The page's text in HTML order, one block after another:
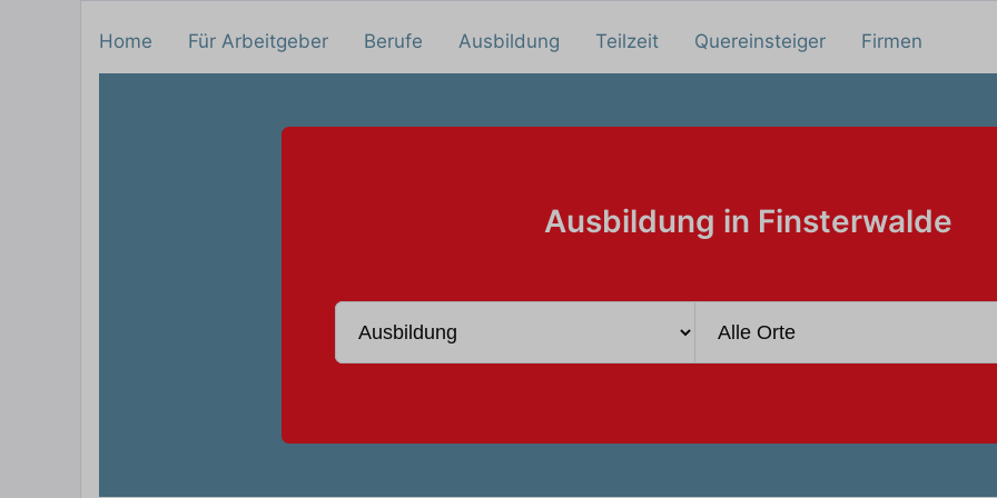
Home Für Arbeitgeber Berufe Ausbildung Teilzeit Quereinsteiger Firmen
Ausbildung in Finsterwalde